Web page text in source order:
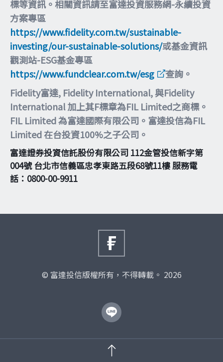
標等資訊。相關資訊請至富達投資服務網-永續投資
方案專區
https://www.fidelity.com.tw/sustainable-
investing/our-sustainable-solutions/或基金資訊
觀測站-ESG基金專區
https://www.fundclear.com.tw/esg
查詢。
Fidelity富達, Fidelity International, 與Fidelity
International 加上其F標章為FIL Limited之商標。
FIL Limited 為富達國際有限公司。富達投信為FIL
Limited 在台投資100%之子公司。
富達證券投資信託股份有限公司 112金管投信新字第
004號 台北市信義區忠孝東路五段68號11樓 服務電
話：0800-00-9911
© 富達投信版權所有，不得轉載。 2026